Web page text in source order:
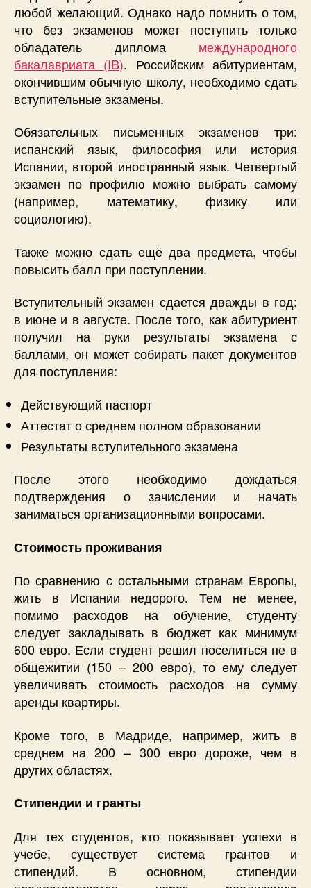
любой желающий. Однако надо помнить о том,
что без экзаменов может поступить только
обладатель диплома международного
бакалавриата (IB). Российским абитуриентам,
окончившим обычную школу, необходимо сдать
вступительные экзамены.
Обязательных письменных экзаменов три:
испанский язык, философия или история
Испании, второй иностранный язык. Четвертый
экзамен по профилю можно выбрать самому
(например, математику, физику или
социологию).
Также можно сдать ещё два предмета, чтобы
повысить балл при поступлении.
Вступительный экзамен сдается дважды в год:
в июне и в августе. После того, как абитуриент
получил на руки результаты экзамена с
баллами, он может собирать пакет документов
для поступления:
Действующий паспорт
Аттестат о среднем полном образовании
Результаты вступительного экзамена
После этого необходимо дождаться
подтверждения о зачислении и начать
заниматься организационными вопросами.
Стоимость проживания
По сравнению с остальными странам Европы,
жить в Испании недорого. Тем не менее,
помимо расходов на обучение, студенту
следует закладывать в бюджет как минимум
600 евро. Если студент решил поселиться не в
общежитии (150 – 200 евро), то ему следует
увеличивать стоимость расходов на сумму
аренды квартиры.
Кроме того, в Мадриде, например, жить в
среднем на 200 – 300 евро дороже, чем в
других областях.
Стипендии и гранты
Для тех студентов, кто показывает успехи в
учебе, существует система грантов и
стипендий. В основном, стипендии